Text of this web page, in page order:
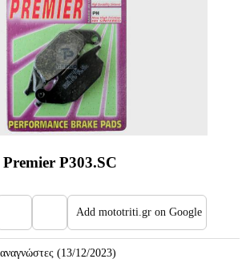
P303.SC
Add mototriti.gr on Google
(13/12/2023)